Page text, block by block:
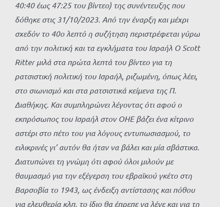
40:40 έως 47:25 του βίντεο) της συνέντευξης που
δόθηκε στις 31/10/2023. Από την έναρξη και μέχρι
σχεδόν το 40ο λεπτό η συζήτηση περιστρέφεται γύρω
από την πολιτική και τα εγκλήματα του Ισραήλ Ο Scott
Ritter μιλά στα πρώτα λεπτά του βίντεο για τη
ρατσιστική πολιτική του Ισραήλ, ριζωμένη, όπως λέει,
στο σιωνισμό και στα ρατσιστικά κείμενα της Π.
Διαθήκης. Και συμπληρώνει λέγοντας ότι αφού ο
εκπρόσωπος του Ισραήλ στον ΟΗΕ βάζει ένα κίτρινο
αστέρι στο πέτο του για λόγους εντυπωσιασμού, το
ειλικρινές γι’ αυτόν θα ήταν να βάλει και μία σβάστικα.
Διατυπώνει τη γνώμη ότι αφού όλοι μιλούν με
θαυμασμό για την εξέγερση του εβραϊκού γκέτο στη
Βαρσοβία το 1943, ως ένδειξη αντίστασης και πόθου
για ελευθερία κλπ, το ίδιο θα έπρεπε να λένε και για τη